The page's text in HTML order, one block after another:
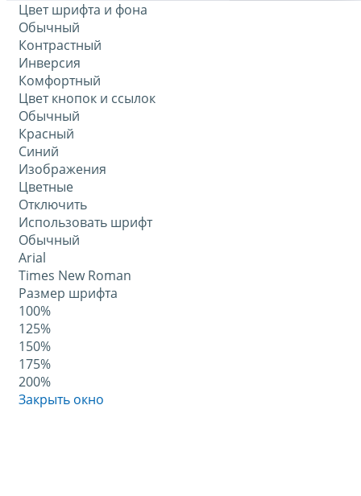
Цвет шрифта и фона
Обычный
Контрастный
Инверсия
Комфортный
Цвет кнопок и ссылок
Обычный
Красный
Синий
Изображения
Цветные
Отключить
Использовать шрифт
Обычный
Arial
Times New Roman
Размер шрифта
100%
125%
150%
175%
200%
Закрыть окно